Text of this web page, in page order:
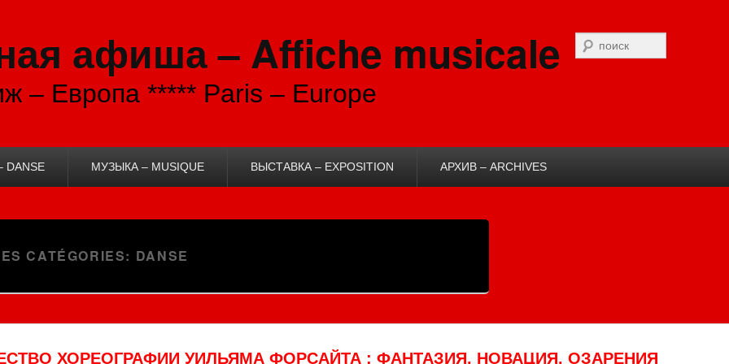
афиша – Affiche musicale
– Европа ***** Paris – Europe
Recherche
МУЗЫКА – MUSIQUE ВЫСТАВКА – EXPOSITION АРХИВ – ARCHIVES
CATÉGORIES: DANSE
ХОРЕОГРАФИИ УИЛЬЯМА ФОРСАЙТА : ФАНТАЗИЯ, НОВАЦИЯ, ОЗАРЕНИЯ